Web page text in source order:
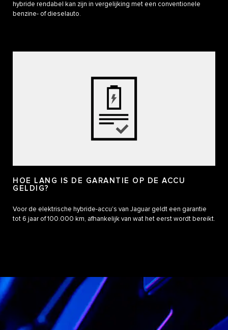
hybride rendabel kan zijn in vergelijking met een conventionele
benzine- of dieselauto.
HOE LANG IS DE GARANTIE OP DE ACCU
GELDIG?
Voor de elektrische hybride-accu's van Jaguar geldt een garantie
tot 6 jaar of 100.000 km, afhankelijk van wat het eerst wordt bereikt.